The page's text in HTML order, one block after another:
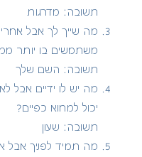
תשובה: מדרגות
מה שייך לך אבל
משתמשים בו יותר
תשובה: השם שלך
מה יש לו ידיים אבל לא
יכול למחוא כפיים?
תשובה: שעון
מה תמיד לפניך אבל